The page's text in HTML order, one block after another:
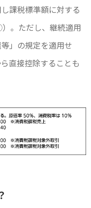
課税標準額に対する
。ただし、継続適用
」の規定を適用せ
直接控除することも